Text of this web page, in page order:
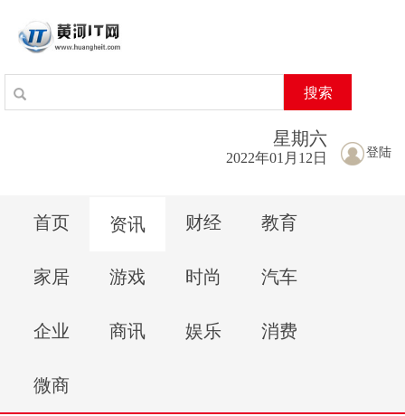
搜索
登陆
星期六
2022年01月12日
首页 资讯 财经 教育
家居 游戏 时尚 汽车
企业 商讯 娱乐 消费
微商